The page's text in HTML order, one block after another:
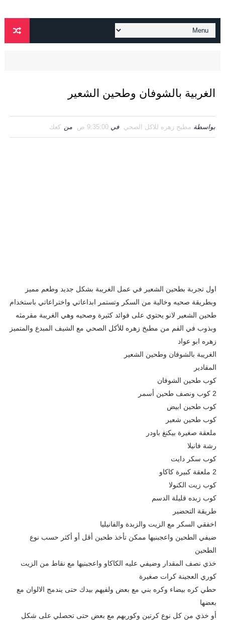
الغربية بالشوفان وطحين الشعير
بواسطة مطبخ زهره للاكل الصحي في 9:35:00 ص من كعك
اول تجربة بطحين الشعير في عمل الغريبة بشكل جديد وطعم مميز
وبطريقة صحيه وخالية من السكر وتستمر ابداعاتي واختراعاتي باستخدام
طحين الشعير لانو يحتوي على فوائد كثيرة وصحيه وهي الغريبة مقرمثه
وبذوب في الفم من مطبخ زهره للأكل الصحي مع الشيف المبدع والمتميز
زهره ابو عواد
الغريبة بالشوفان وطحين الشعير
المقادير
كوب طحين الشوفان
2 كوب ونصف طحين أسمر
كوب طحين ابيض
كوب طحين شعير
ملعقة صغيرة بيكنغ باودر
رشة فانيلا
كوب سكر دايت
2 ملعقة كبيرة كاكاو
كوب زيت الكنولا
كوب زبده قليلة الدسم
طريقة التحضير
اخفقي السكر مع الزيت والزبدة والفانيليا
ضيفي الطحين واعجبنيها ممكن تأخذ طحين أقل أو أكثر حسب نوع
الطحين
خذي نصف المقدار وضيفي عليه الكاكاو واعجبنيها مع نقاط من الزيت
كوري العجينة كرات صغيرة
حطي كره بيضاء وكره بني مع بعض ولفيهم بيدك حتى يندمج الالوان مع
بعضها
أو خذي من كل نوع كرتين وكوربهم مع بعض حتى تحصلي على شكل